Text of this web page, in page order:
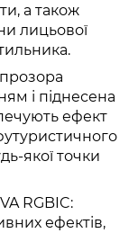
а також
лицьової
і піднесена
ефект
якої точки
RGBIC:
ефектів,